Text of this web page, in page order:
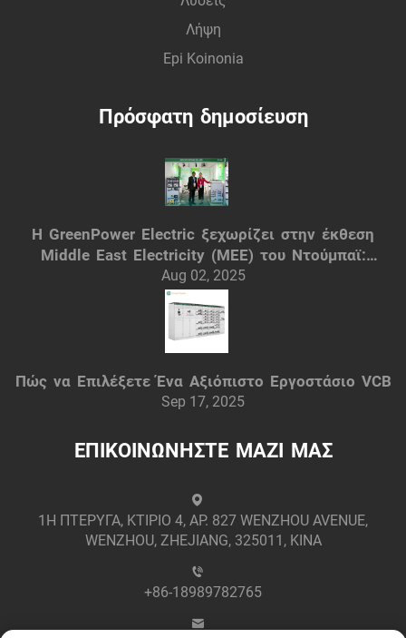
Λήψη
Epi Koinonia
Πρόσφατη δημοσίευση
Η GreenPower Electric ξεχωρίζει στην έκθεση
Middle East Electricity (MEE) του Ντούμπαϊ:
Έξυπνες ηλεκτρικές λύσεις
Aug 02, 2025
Πώς να Επιλέξετε Ένα Αξιόπιστο Εργοστάσιο VCB
Sep 17, 2025
ΕΠΙΚΟΙΝΩΝΗΣΤΕ ΜΑΖΙ ΜΑΣ
1Η ΠΤΕΡΥΓΑ, ΚΤΙΡΙΟ 4, ΑΡ. 827 WENZHOU AVENUE,
WENZHOU, ZHEJIANG, 325011, ΚΙΝΑ
+86-18989782765